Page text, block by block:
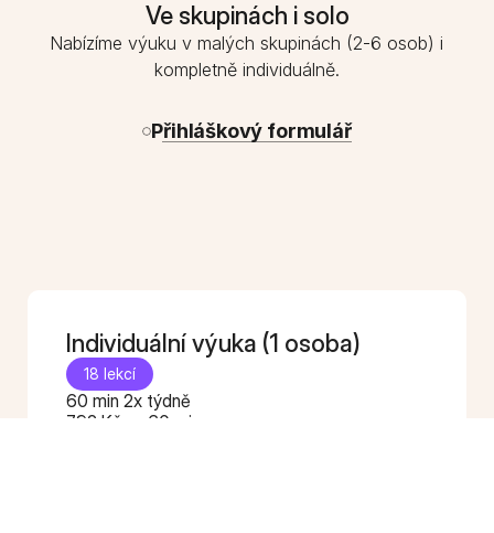
Ve skupinách i solo
Nabízíme výuku v malých skupinách (2-6 osob) i
kompletně individuálně.
Přihláškový formulář
Individuální výuka (1 osoba)
18 lekcí
60 min 2x týdně
792 Kč za 60 min